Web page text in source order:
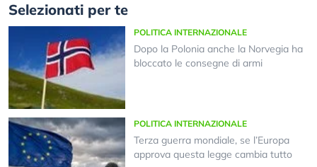
Selezionati per te
POLITICA INTERNAZIONALE
Dopo la Polonia anche la Norvegia ha
bloccato le consegne di armi
POLITICA INTERNAZIONALE
Terza guerra mondiale, se l’Europa
approva questa legge cambia tutto